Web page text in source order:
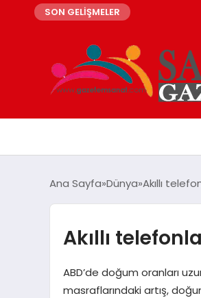
SON GELİŞMELER
Ana Sayfa Dünya Akıllı
Akıllı
ABD’de doğum oranları
masraflarındaki artış,